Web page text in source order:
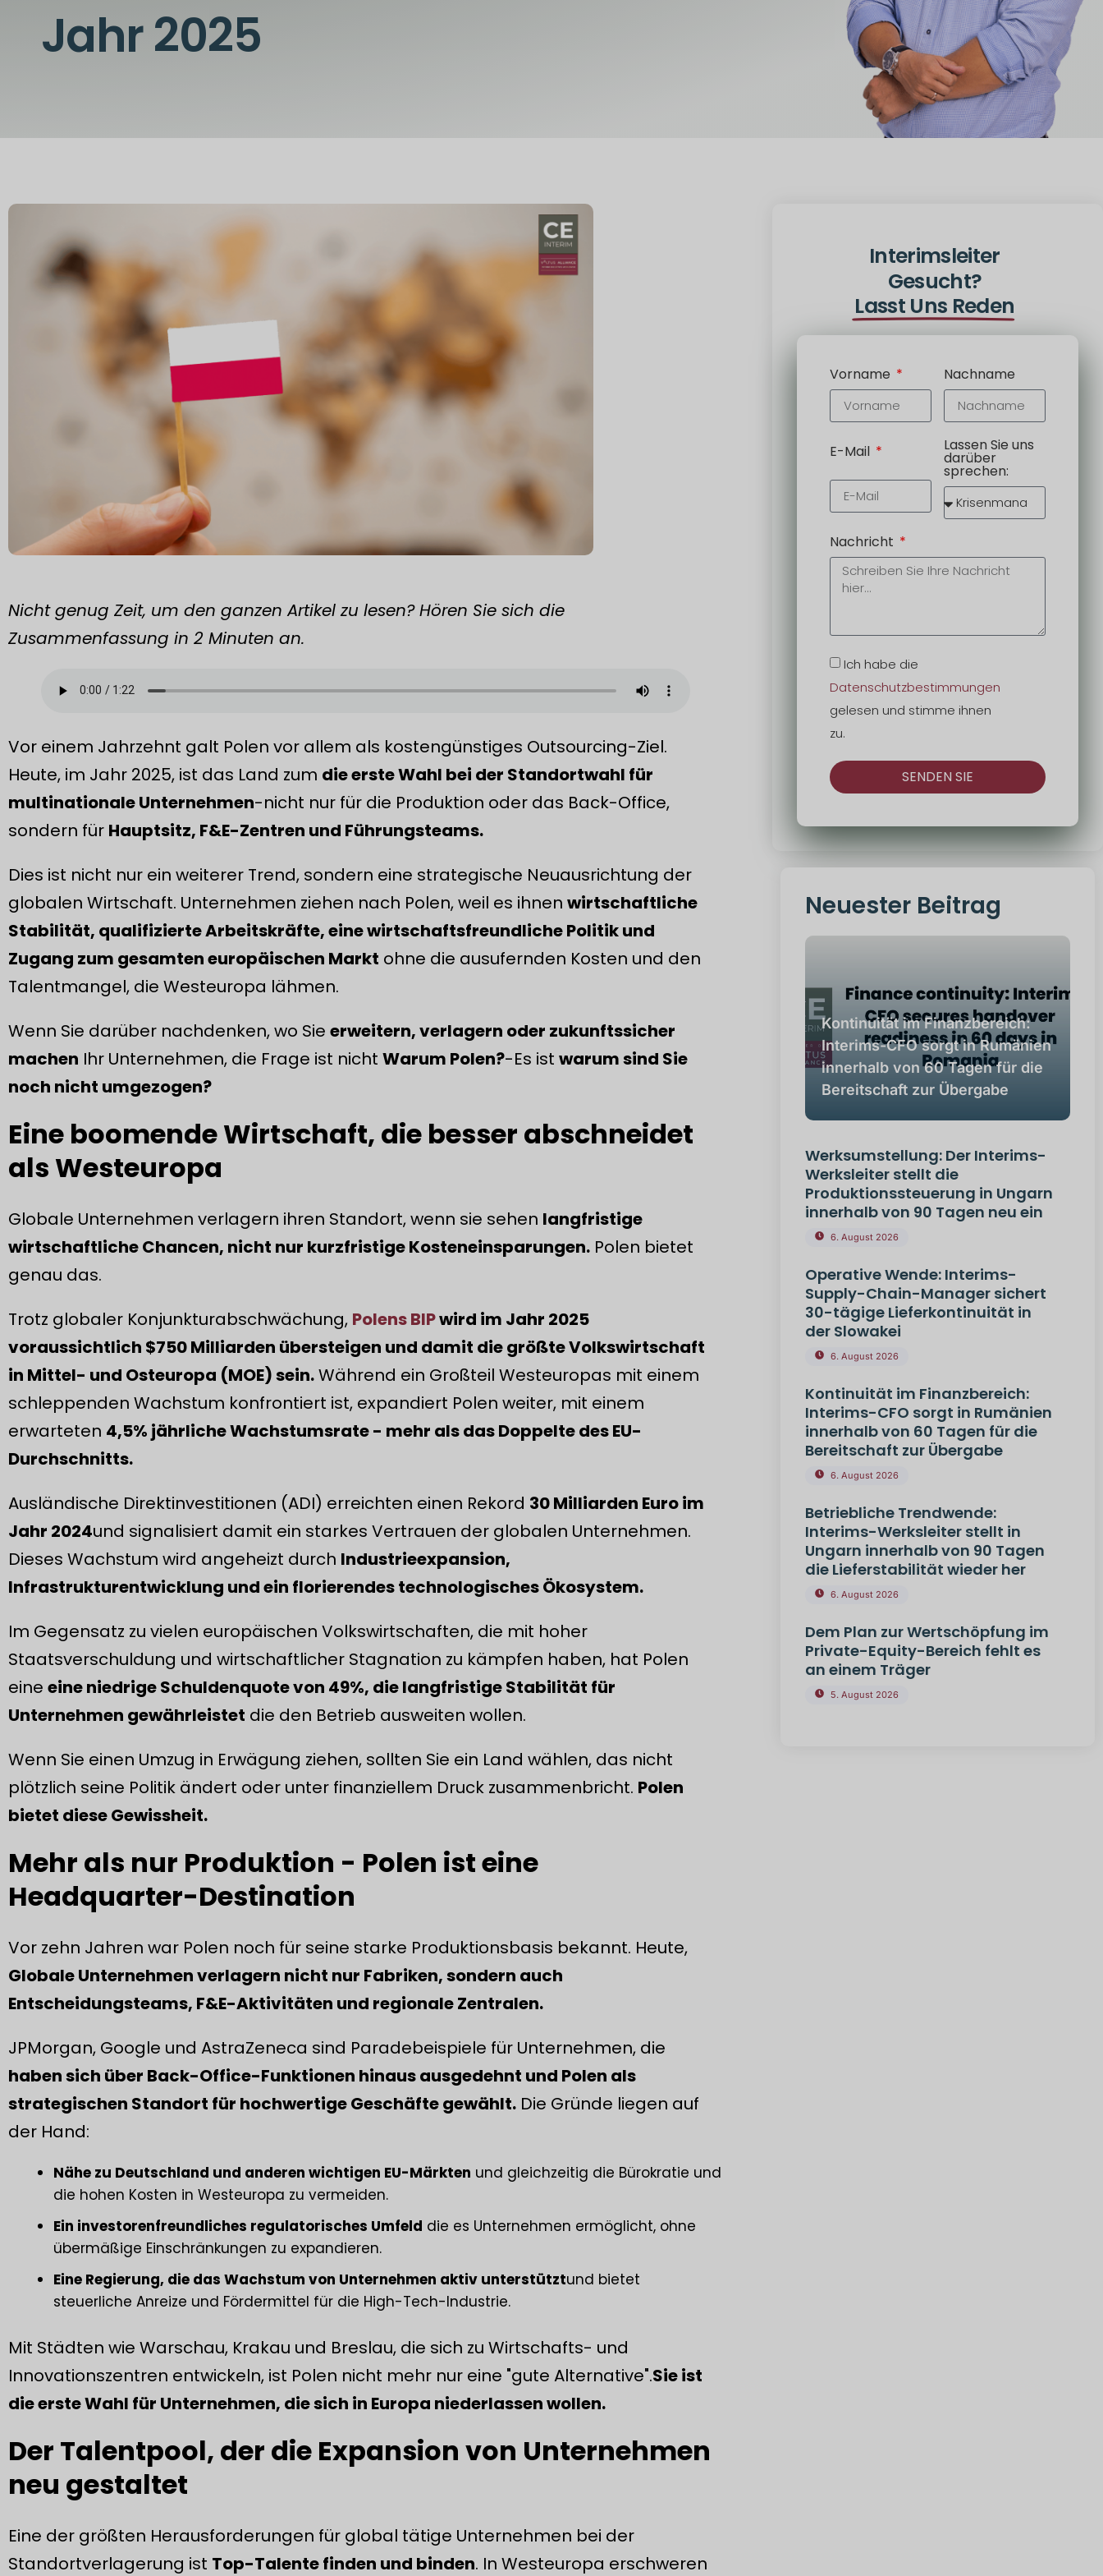
Jahr 2025
Nicht genug Zeit, um den ganzen Artikel zu lesen? Hören Sie sich die
Zusammenfassung in 2 Minuten an.
Vor einem Jahrzehnt galt Polen vor allem als kostengünstiges Outsourcing-Ziel.
Heute, im Jahr 2025, ist das Land zum die erste Wahl bei der Standortwahl für
multinationale Unternehmen-nicht nur für die Produktion oder das Back-Office,
sondern für Hauptsitz, F&E-Zentren und Führungsteams.
Dies ist nicht nur ein weiterer Trend, sondern eine strategische Neuausrichtung der
globalen Wirtschaft. Unternehmen ziehen nach Polen, weil es ihnen wirtschaftliche
Stabilität, qualifizierte Arbeitskräfte, eine wirtschaftsfreundliche Politik und
Zugang zum gesamten europäischen Markt ohne die ausufernden Kosten und den
Talentmangel, die Westeuropa lähmen.
Wenn Sie darüber nachdenken, wo Sie erweitern, verlagern oder zukunftssicher
machen Ihr Unternehmen, die Frage ist nicht Warum Polen?-Es ist warum sind Sie
noch nicht umgezogen?
Eine boomende Wirtschaft, die besser abschneidet
als Westeuropa
Globale Unternehmen verlagern ihren Standort, wenn sie sehen langfristige
wirtschaftliche Chancen, nicht nur kurzfristige Kosteneinsparungen. Polen bietet
genau das.
Trotz globaler Konjunkturabschwächung, Polens BIPwird im Jahr 2025
voraussichtlich $750 Milliarden übersteigen und damit die größte Volkswirtschaft
in Mittel- und Osteuropa (MOE) sein.Während ein Großteil Westeuropas mit einem
schleppenden Wachstum konfrontiert ist, expandiert Polen weiter, mit einem
erwarteten 4,5% jährliche Wachstumsrate - mehr als das Doppelte des EU-
Durchschnitts.
Ausländische Direktinvestitionen (ADI) erreichten einen Rekord 30 Milliarden Euro im
Jahr 2024und signalisiert damit ein starkes Vertrauen der globalen Unternehmen.
Dieses Wachstum wird angeheizt durch Industrieexpansion,
Infrastrukturentwicklung und ein florierendes technologisches Ökosystem.
Im Gegensatz zu vielen europäischen Volkswirtschaften, die mit hoher
Staatsverschuldung und wirtschaftlicher Stagnation zu kämpfen haben, hat Polen
eine eine niedrige Schuldenquote von 49%, die langfristige Stabilität für
Unternehmen gewährleistet die den Betrieb ausweiten wollen.
Wenn Sie einen Umzug in Erwägung ziehen, sollten Sie ein Land wählen, das nicht
plötzlich seine Politik ändert oder unter finanziellem Druck zusammenbricht. Polen
bietet diese Gewissheit.
Mehr als nur Produktion - Polen ist eine
Headquarter-Destination
Vor zehn Jahren war Polen noch für seine starke Produktionsbasis bekannt. Heute,
Globale Unternehmen verlagern nicht nur Fabriken, sondern auch
Entscheidungsteams, F&E-Aktivitäten und regionale Zentralen.
JPMorgan, Google und AstraZeneca sind Paradebeispiele für Unternehmen, die
haben sich über Back-Office-Funktionen hinaus ausgedehnt und Polen als
strategischen Standort für hochwertige Geschäfte gewählt. Die Gründe liegen auf
der Hand:
Nähe zu Deutschland und anderen wichtigen EU-Märkten und gleichzeitig die Bürokratie und
die hohen Kosten in Westeuropa zu vermeiden.
Ein investorenfreundliches regulatorisches Umfeld die es Unternehmen ermöglicht, ohne
übermäßige Einschränkungen zu expandieren.
Eine Regierung, die das Wachstum von Unternehmen aktiv unterstütztund bietet
steuerliche Anreize und Fördermittel für die High-Tech-Industrie.
Mit Städten wie Warschau, Krakau und Breslau, die sich zu Wirtschafts- und
Innovationszentren entwickeln, ist Polen nicht mehr nur eine "gute Alternative".Sie ist
die erste Wahl für Unternehmen, die sich in Europa niederlassen wollen.
Der Talentpool, der die Expansion von Unternehmen
neu gestaltet
Eine der größten Herausforderungen für global tätige Unternehmen bei der
Standortverlagerung ist Top-Talente finden und binden. In Westeuropa erschweren
Interimsleiter
Gesucht?
Lasst Uns Reden
Vorname Nachname
E-Mail Lassen Sie uns
darüber
sprechen:
Nachricht
Ich habe die
Datenschutzbestimmungen
gelesen und stimme ihnen
zu.
SENDEN SIE
Neuester Beitrag
Kontinuität im Finanzbereich:
Interims-CFO sorgt in Rumänien
innerhalb von 60 Tagen für die
Bereitschaft zur Übergabe
Werksumstellung: Der Interims-
Werksleiter stellt die
Produktionssteuerung in Ungarn
innerhalb von 90 Tagen neu ein
6. August 2026
Operative Wende: Interims-
Supply-Chain-Manager sichert
30-tägige Lieferkontinuität in
der Slowakei
6. August 2026
Kontinuität im Finanzbereich:
Interims-CFO sorgt in Rumänien
innerhalb von 60 Tagen für die
Bereitschaft zur Übergabe
6. August 2026
Betriebliche Trendwende:
Interims-Werksleiter stellt in
Ungarn innerhalb von 90 Tagen
die Lieferstabilität wieder her
6. August 2026
Dem Plan zur Wertschöpfung im
Private-Equity-Bereich fehlt es
an einem Träger
5. August 2026